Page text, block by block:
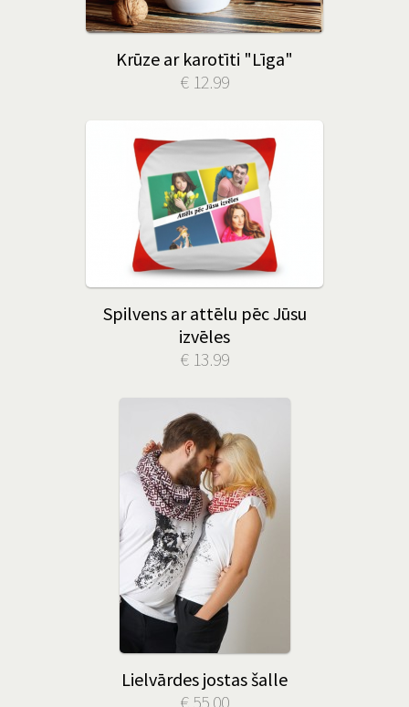
Krūze ar karotīti "Līga"
€ 12.99
Spilvens ar attēlu pēc Jūsu
izvēles
€ 13.99
Lielvārdes jostas šalle
€ 55.00